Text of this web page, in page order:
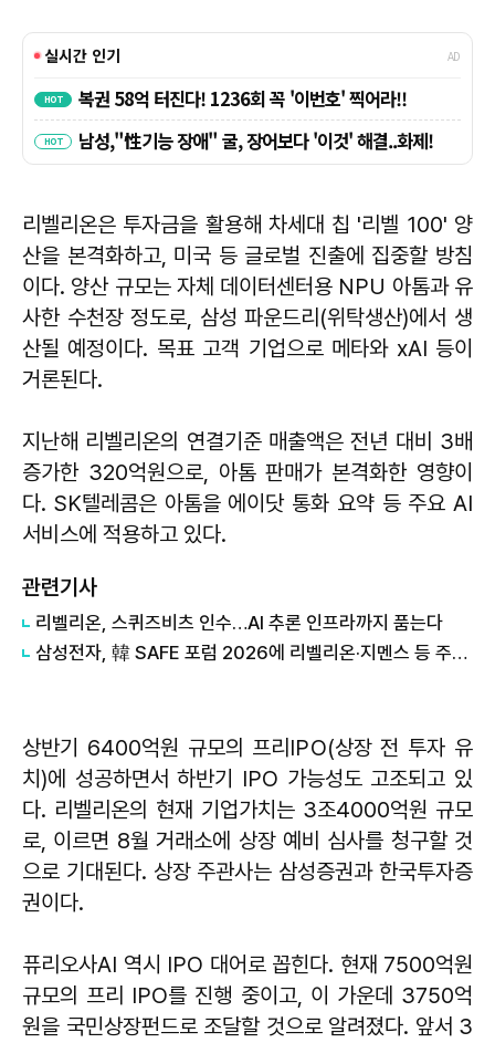
리벨리온은 투자금을 활용해 차세대 칩 '리벨 100' 양
산을 본격화하고, 미국 등 글로벌 진출에 집중할 방침
이다. 양산 규모는 자체 데이터센터용 NPU 아톰과 유
사한 수천장 정도로, 삼성 파운드리(위탁생산)에서 생
산될 예정이다. 목표 고객 기업으로 메타와 xAI 등이
거론된다.
지난해 리벨리온의 연결기준 매출액은 전년 대비 3배
증가한 320억원으로, 아톰 판매가 본격화한 영향이
다. SK텔레콤은 아톰을 에이닷 통화 요약 등 주요 AI
서비스에 적용하고 있다.
관련기사
리벨리온, 스퀴즈비츠 인수…AI 추론 인프라까지 품는다
삼성전자, 韓 SAFE 포럼 2026에 리벨리온·지멘스 등 주요 연사로 나서
상반기 6400억원 규모의 프리IPO(상장 전 투자 유
치)에 성공하면서 하반기 IPO 가능성도 고조되고 있
다. 리벨리온의 현재 기업가치는 3조4000억원 규모
로, 이르면 8월 거래소에 상장 예비 심사를 청구할 것
으로 기대된다. 상장 주관사는 삼성증권과 한국투자증
권이다.
퓨리오사AI 역시 IPO 대어로 꼽힌다. 현재 7500억원
규모의 프리 IPO를 진행 중이고, 이 가운데 3750억
원을 국민상장펀드로 조달할 것으로 알려졌다. 앞서 3